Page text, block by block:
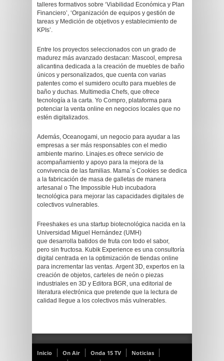
talleres formativos sobre ‘Viabilidad Económica y Plan
Financiero’, ‘Organización de equipos y gestión de
tareas y Medición de objetivos y establecimiento de
KPIs’.
Entre los proyectos seleccionados con un grado de
madurez más avanzado destacan: Mascool, empresa
alicantina dedicada a la creación de muebles de baño
únicos y personalizados, que cuenta con varias
patentes como el sumidero oculto para muebles de
baño y duchas. Multimedia Chefs, que ofrece
tecnología a la carta. Yo Compro, plataforma para
potenciar la venta online en negocios locales que no
estén digitalizados.
Además, Oceanogami, un negocio para ayudar a las
empresas a ser más responsables con el medio
ambiente marino. Linajes.es ofrece servicio de
acompañamiento y apoyo para la mejora de la
convivencia de las familias. Mama´s Cookies se dedica
a la fabricación de masa de galletas de manera
artesanal o The Impossible Hub incubadora
tecnológica para mejorar las capacidades digitales de
colectivos vulnerables.
Freeshakes es una startup biotecnológica nacida en la
Universidad Miguel Hernández (UMH)
que desarrolla batidos de fruta con todo el sabor,
pero sin fructosa. Kubik Experience es una consultoría
digital centrada en la optimización de tiendas online
para incrementar las ventas. Argent 3D, expertos en la
creación de objetos, carteles de neón o piezas
industriales en 3D y Editora BGR, una editorial de
literatura electrónica que pretende que la lectura de
calidad llegue a los colectivos más vulnerables.
Inicio On Air Onda 15 TV
Noticias